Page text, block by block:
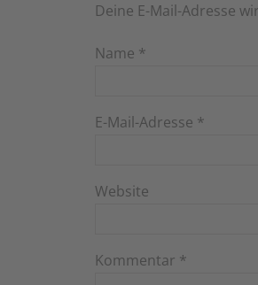
Deine E-Mail-Adresse
Name *
E-Mail-Adresse *
Website
Kommentar *